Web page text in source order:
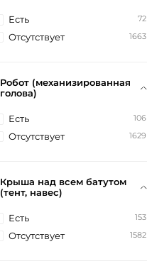
Есть 72
Отсутствует 1663
Робот (механизированная
голова)
Есть 106
Отсутствует 1629
Крыша над всем батутом
(тент, навес)
Есть 153
Отсутствует 1582